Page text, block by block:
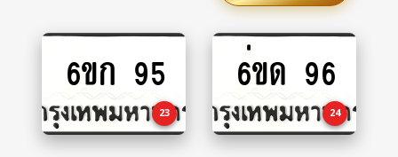
to
6ขก 95
23
to
6่ขด 96
24